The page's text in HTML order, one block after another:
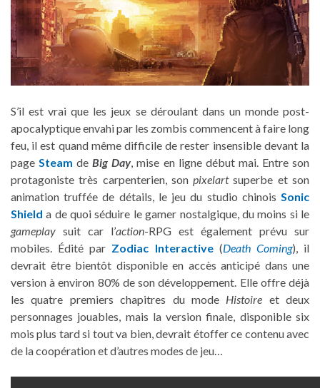
S’il est vrai que les jeux se déroulant dans un monde post-
apocalyptique envahi par les zombis commencent à faire long
feu, il est quand même difficile de rester insensible devant la
page Steam de Big Day, mise en ligne début mai. Entre son
protagoniste très carpenterien, son pixelartsuperbe et son
animation truffée de détails, le jeu du studio chinois Sonic
Shield a de quoi séduire le gamer nostalgique, du moins si le
gameplay suit car l’action-RPG est également prévu sur
mobiles. Édité par Zodiac Interactive(Death Coming), il
devrait être bientôt disponible en accès anticipé dans une
version à environ 80% de son développement. Elle offre déjà
les quatre premiers chapitres du mode Histoire et deux
personnages jouables, mais la version finale, disponible six
mois plus tard si tout va bien, devrait étoffer ce contenu avec
de la coopération et d’autres modes de jeu…